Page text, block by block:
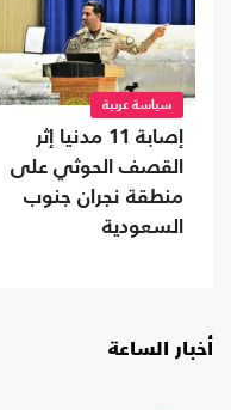
سياسة عربية
إصابة 11 مدنيا إثر
القصف الحوثي على
منطقة نجران جنوب
السعودية
أخبار الساعة